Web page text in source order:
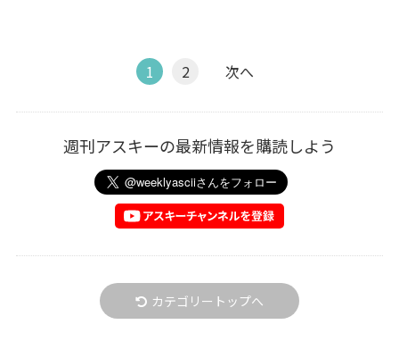
1 2 次へ
週刊アスキーの最新情報を購読しよう
カテゴリートップへ